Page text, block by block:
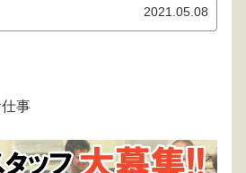
ます。そこで、ここでは素敵なティータイムを過ご
せるオススメのお店をご紹介します。2021.05.08
事